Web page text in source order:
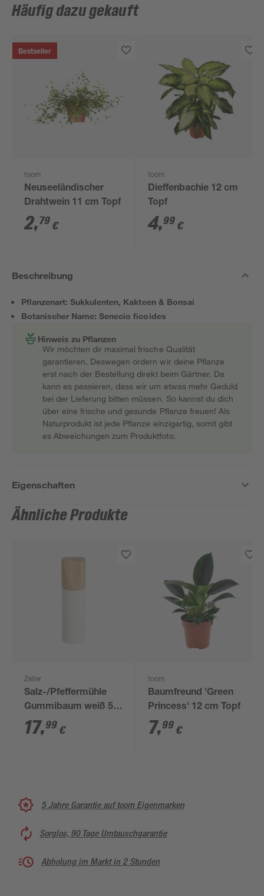
Häufig dazu gekauft
Bestseller
toom
Neuseeländischer
Drahtwein 11 cm Topf
2,79 €
toom
Dieffenbachie 12 cm
Topf
4,99 €
Beschreibung
Pflanzenart: Sukkulenten, Kakteen & Bonsai
Botanischer Name: Senecio ficoides
Hinweis zu Pflanzen
Wir möchten dir maximal frische Qualität
garantieren. Deswegen ordern wir deine Pflanze
erst nach der Bestellung direkt beim Gärtner. Da
kann es passieren, dass wir um etwas mehr Geduld
bei der Lieferung bitten müssen. So kannst du dich
über eine frische und gesunde Pflanze freuen! Als
Naturprodukt ist jede Pflanze einzigartig, somit gibt
es Abweichungen zum Produktfoto.
Eigenschaften
Ähnliche Produkte
Zeller
Salz-/Pfeffermühle
Gummibaum weiß 5 x
18,2 x 5 cm
17,99 €
toom
Baumfreund 'Green
Princess' 12 cm Topf
7,99 €
5 Jahre Garantie auf toom Eigenmarken
Sorglos, 90 Tage Umtauschgarantie
Abholung im Markt in 2 Stunden